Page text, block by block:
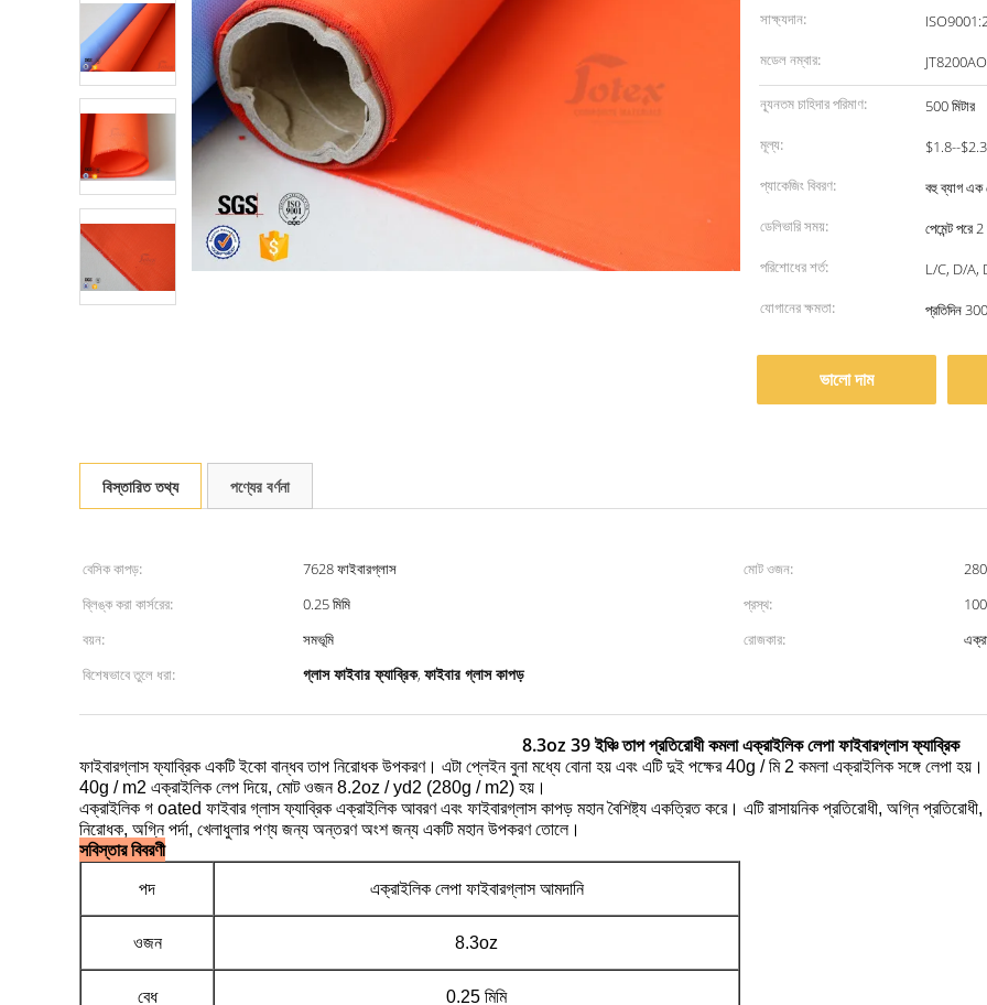
সাক্ষ্যদান:
মডেল নম্বার:
ন্যূনতম চাহিদার পরিমাণ:
500 মিটার
মূল্য:
$1.8--
প্যাকেজিং বিবরণ:
বহু ব্যাগ
ডেলিভারি সময়:
পেমেন্ট পরে
পরিশোধের শর্ত:
L/C, D/A,
যোগানের ক্ষমতা:
প্রতিদিন
ভালো দাম
বিস্তারিত তথ্য পণ্যের বর্ণনা
বেসিক কাপড়: 7628 ফাইবারগ্লাস মোট ওজন:
ব্লিঙ্ক করা কার্সরের:
0.25 মিমি প্রস্থ:
বয়ন:
সমভূমি রোজকার:
বিশেষভাবে তুলে ধরা:
গ্লাস ফাইবার ফ্যাব্রিক, ফাইবার গ্লাস কাপড়
8.3oz 39 ইঞ্চি তাপ প্রতিরোধী কমলা এক্রাইলিক লেপা ফাইবারগ্লাস ফ্যাব্রিক
ফাইবারগ্লাস ফ্যাব্রিক একটি ইকো বান্ধব তাপ নিরোধক উপকরণ। এটা প্লেইন বুনা মধ্যে বোনা হয় এবং এটি দুই পক্ষের 40g / মি 2 কমলা এক্রাইলিক সঙ্গে লেপা হয়।
40g / m2 এক্রাইলিক লেপ দিয়ে, মোট ওজন 8.2oz / yd2 (280g / m2) হয়।
এক্রাইলিক গ oated ফাইবার গ্লাস ফ্যাব্রিক এক্রাইলিক আবরণ এবং ফাইবারগ্লাস কাপড় মহান বৈশিষ্ট্য একত্রিত করে। এটি রাসায়নিক প্রতিরোধী, অগ্নি
নিরোধক, অগ্নি পর্দা, খেলাধুলার পণ্য জন্য অন্তরণ অংশ জন্য একটি মহান উপকরণ তোলে।
সবিস্তার বিবরণী
পদ এক্রাইলিক লেপা ফাইবারগ্লাস আমদানি
ওজন 8.3oz
বেধ 0.25 মিমি